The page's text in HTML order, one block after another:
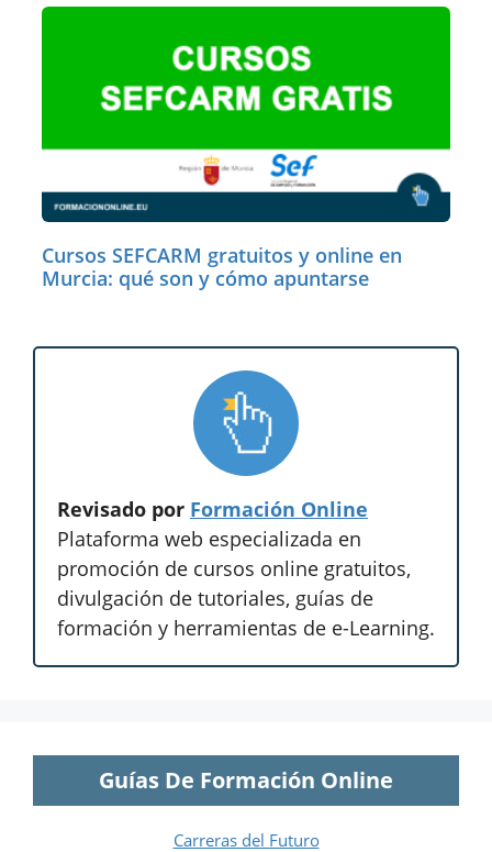
Cursos SEFCARM gratuitos y online en
Murcia: qué son y cómo apuntarse
Revisado por Formación Online
Plataforma web especializada en
promoción de cursos online gratuitos,
divulgación de tutoriales, guías de
formación y herramientas de e-Learning.
Guías De Formación Online
Carreras del Futuro